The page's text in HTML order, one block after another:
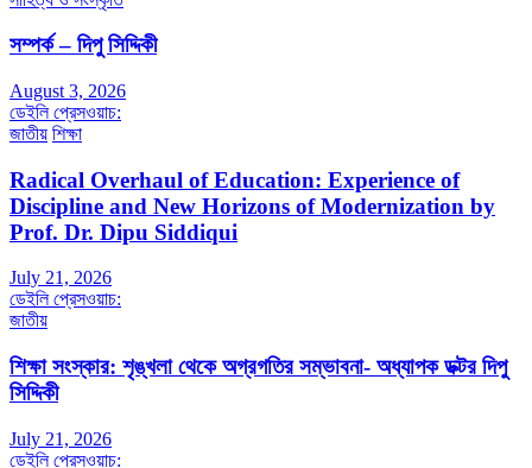
সম্পর্ক – দিপু সিদ্দিকী
August 3, 2026
ডেইলি প্রেসওয়াচ:
জাতীয় শিক্ষা
Radical Overhaul of Education: Experience of
Discipline and New Horizons of Modernization by
Prof. Dr. Dipu Siddiqui
July 21, 2026
ডেইলি প্রেসওয়াচ:
জাতীয়
শিক্ষা সংস্কার: শৃঙ্খলা থেকে অগ্রগতির সম্ভাবনা- অধ্যাপক ডক্টর দিপু
সিদ্দিকী
July 21, 2026
ডেইলি প্রেসওয়াচ: